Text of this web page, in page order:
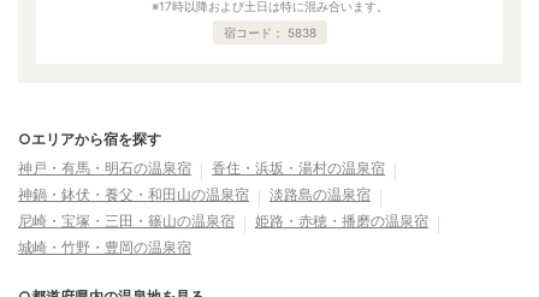
※17時以降および土日は特に混み合います。
宿コード：
5838
○エリアから宿を探す
神戸・有馬・明石の温泉宿
香住・浜坂・湯村の温泉宿
神鍋・鉢伏・養父・和田山の温泉宿
淡路島の温泉宿
尼崎・宝塚・三田・篠山の温泉宿
姫路・赤穂・播磨の温泉宿
城崎・竹野・豊岡の温泉宿